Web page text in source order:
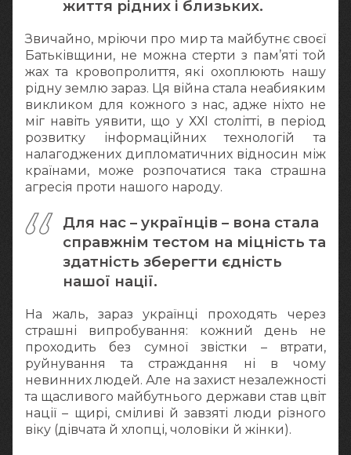
життя рідних і близьких.
Звичайно, мріючи про мир та майбутнє своєї
Батьківщини, не можна стерти з пам’яті той
жах та кровопролиття, які охоплюють нашу
рідну землю зараз. Ця війна стала неабияким
викликом для кожного з нас, адже ніхто не
міг навіть уявити, що у ХХІ столітті, в період
розвитку інформаційних технологій та
налагоджених дипломатичних відносин між
країнами, може розпочатися така страшна
агресія проти нашого народу.
Для нас – українців – вона стала
справжнім тестом на міцність та
здатність зберегти єдність
нашої нації.
На жаль, зараз українці проходять через
страшні випробування: кожний день не
проходить без сумної звістки – втрати,
руйнування та страждання ні в чому
невинних людей. Але на захист незалежності
та щасливого майбутнього держави став цвіт
нації – щирі, сміливі й завзяті люди різного
віку (дівчата й хлопці, чоловіки й жінки).